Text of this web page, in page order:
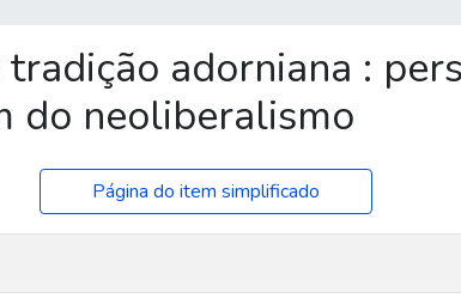
adorniana :
do neoliberalismo
Página do item simplificado